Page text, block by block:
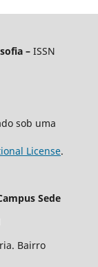
–ISSN
sob uma
License.
Sede
Bairro